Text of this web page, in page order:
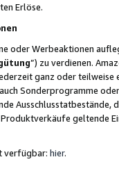
Erlöse.
oder Werbeaktionen
”) zu verdienen.
ganz oder
Sonderprogramme
Ausschlusstatbestände,
geltende
verfügbar: hier.